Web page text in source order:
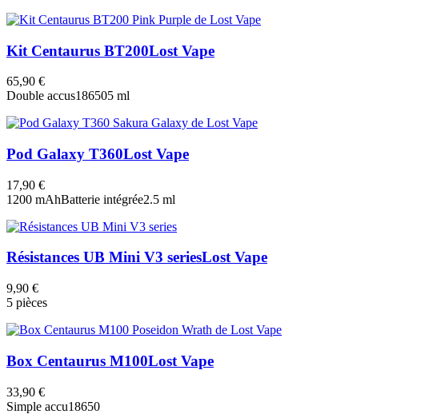
Kit Centaurus BT200Lost Vape
65,90 €
Double accus186505 ml
Pod Galaxy T360Lost Vape
17,90 €
1200 mAhBatterie intégrée2.5 ml
Résistances UB Mini V3 seriesLost Vape
9,90 €
5 pièces
Box Centaurus M100Lost Vape
33,90 €
Simple accu18650